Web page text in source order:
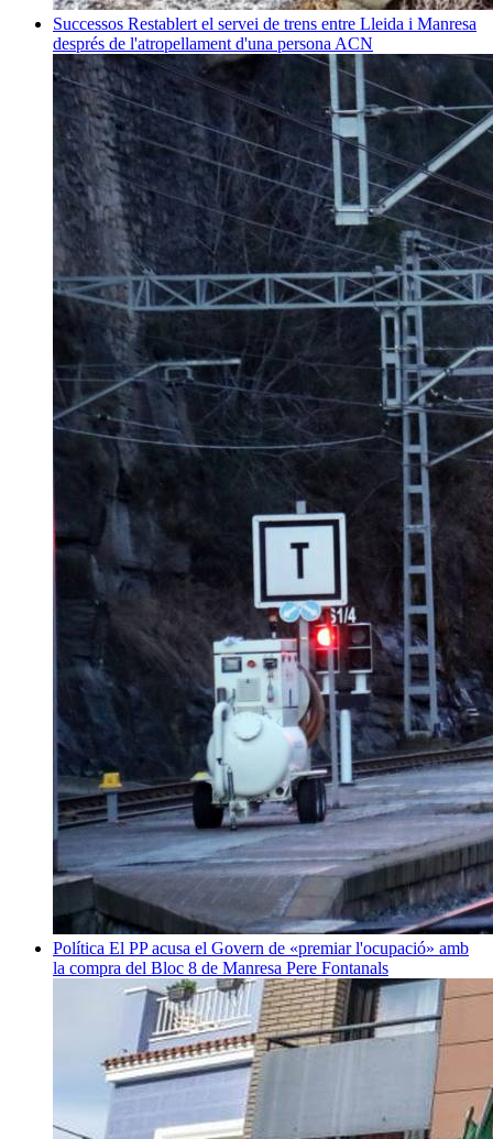
Successos Restablert el servei de trens entre Lleida i Manresa
després de l'atropellament d'una persona ACN
Política El PP acusa el Govern de «premiar l'ocupació» amb
la compra del Bloc 8 de Manresa Pere Fontanals